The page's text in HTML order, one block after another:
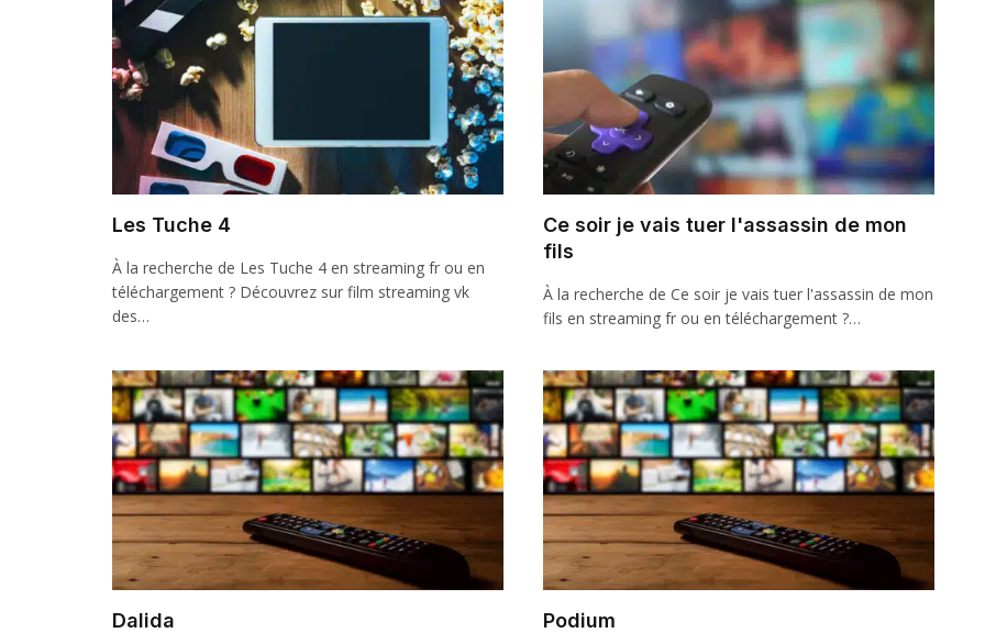
Les Tuche 4
À la recherche de Les Tuche 4 en streaming fr ou en
téléchargement ? Découvrez sur film streaming vk
des…
Ce soir je vais tuer l'assassin de mon
fils
À la recherche de Ce soir je vais tuer l'assassin de mon
fils en streaming fr ou en téléchargement ?…
Dalida Podium